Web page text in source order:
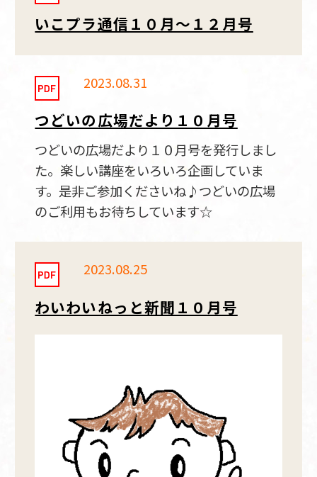
いこプラ通信１０月～１２月号
2023.08.31
つどいの広場だより１０月号
つどいの広場だより１０月号を発行しまし
た。楽しい講座をいろいろ企画していま
す。是非ご参加くださいね♪つどいの広場
のご利用もお待ちしています☆
2023.08.25
わいわいねっと新聞１０月号